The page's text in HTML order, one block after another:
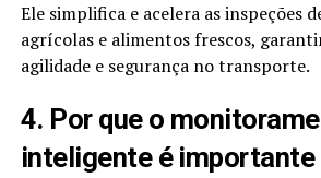
Ele simplifica e acelera as inspeções
agrícolas e alimentos frescos,
agilidade e segurança no transporte.
4. Por que o
inteligente é importante